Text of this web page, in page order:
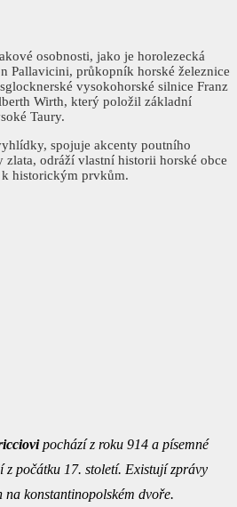
osobnosti, jako je horolezecká
Pallavicini, průkopník horské železnice
vysokohorské silnice Franz
Wirth, který položil základní
Taury.
spojuje akcenty poutního
zlata, odráží vlastní historii horské obce
historickým prvkům.
pochází z roku 914 a písemné
z počátku 17. století. Existují zprávy
na konstantinopolském dvoře.